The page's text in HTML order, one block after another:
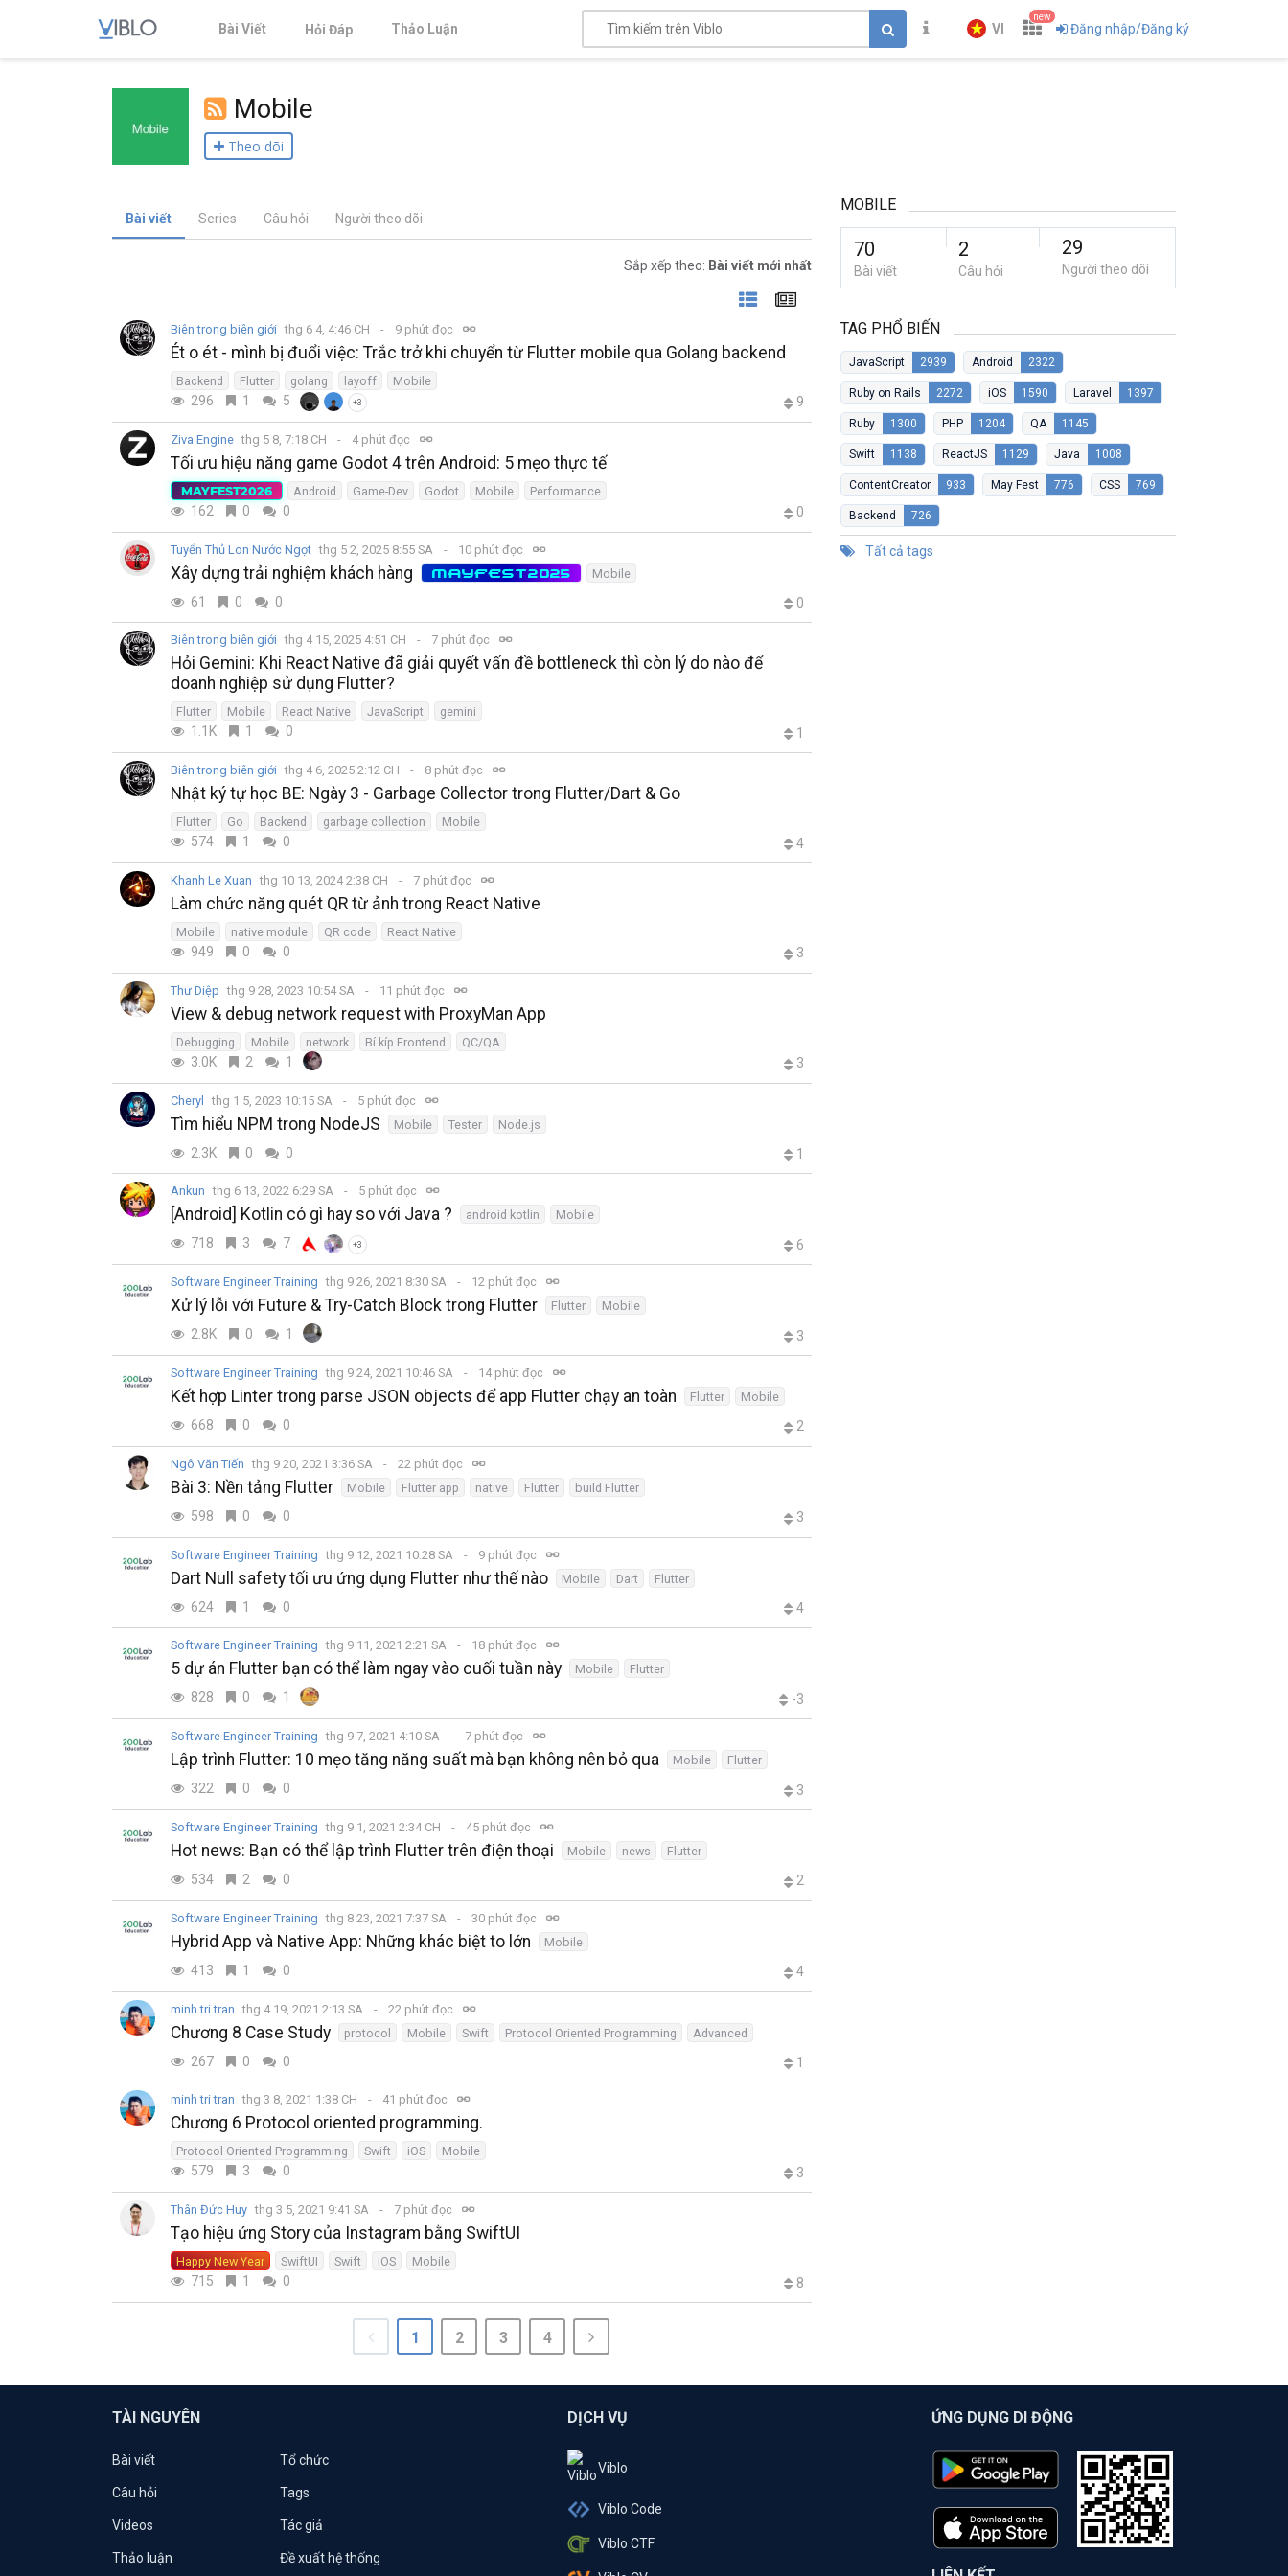
Bài Viết Hỏi Đáp Thảo Luận VI
new
Đăng nhập/Đăng ký
Mobile
Theo dõi
Bài viết Series Câu hỏi Người theo dõi
Sắp xếp theo: Bài viết mới nhất
Biên trong biên giới thg 6 4, 4:46 CH 9 phút đọc
Ét o ét - mình bị đuổi việc: Trắc trở khi chuyển từ Flutter mobile qua Golang backend
Backend Flutter golang layoff Mobile
296 1 5 +3 9
Ziva Engine thg 5 8, 7:18 CH 4 phút đọc
Tối ưu hiệu năng game Godot 4 trên Android: 5 mẹo thực tế
MAYFEST2026 Android Game-Dev Godot Mobile Performance
162 0 0 0
Tuyển Thủ Lon Nước Ngọt thg 5 2, 2025 8:55 SA 10 phút đọc
Xây dựng trải nghiệm khách hàng MAYFEST2025 Mobile
61 0 0 0
Biên trong biên giới thg 4 15, 2025 4:51 CH 7 phút đọc
Hỏi Gemini: Khi React Native đã giải quyết vấn đề bottleneck thì còn lý do nào để
doanh nghiệp sử dụng Flutter?
Flutter Mobile React Native JavaScript gemini
1.1K 1 0 1
Biên trong biên giới thg 4 6, 2025 2:12 CH 8 phút đọc
Nhật ký tự học BE: Ngày 3 - Garbage Collector trong Flutter/Dart & Go
Flutter Go Backend garbage collection Mobile
574 1 0 4
Khanh Le Xuan thg 10 13, 2024 2:38 CH 7 phút đọc
Làm chức năng quét QR từ ảnh trong React Native
Mobile native module QR code React Native
949 0 0 3
Thư Diệp thg 9 28, 2023 10:54 SA 11 phút đọc
View & debug network request with ProxyMan App
Debugging Mobile network Bí kíp Frontend QC/QA
3.0K 2 1 3
Cheryl thg 1 5, 2023 10:15 SA 5 phút đọc
Tìm hiểu NPM trong NodeJS Mobile Tester Node.js
2.3K 0 0 1
Ankun thg 6 13, 2022 6:29 SA 5 phút đọc
[Android] Kotlin có gì hay so với Java ? android kotlin Mobile
718 3 7 +3 6
Software Engineer Training thg 9 26, 2021 8:30 SA 12 phút đọc
Xử lý lỗi với Future & Try-Catch Block trong Flutter Flutter Mobile
2.8K 0 1 3
Software Engineer Training thg 9 24, 2021 10:46 SA 14 phút đọc
Kết hợp Linter trong parse JSON objects để app Flutter chạy an toàn Flutter Mobile
668 0 0 2
Ngô Văn Tiến thg 9 20, 2021 3:36 SA 22 phút đọc
Bài 3: Nền tảng Flutter Mobile Flutter app native Flutter build Flutter
598 0 0 3
Software Engineer Training thg 9 12, 2021 10:28 SA 9 phút đọc
Dart Null safety tối ưu ứng dụng Flutter như thế nào Mobile Dart Flutter
624 1 0 4
Software Engineer Training thg 9 11, 2021 2:21 SA 18 phút đọc
5 dự án Flutter bạn có thể làm ngay vào cuối tuần này Mobile Flutter
828 0 1 -3
Software Engineer Training thg 9 7, 2021 4:10 SA 7 phút đọc
Lập trình Flutter: 10 mẹo tăng năng suất mà bạn không nên bỏ qua Mobile Flutter
322 0 0 3
Software Engineer Training thg 9 1, 2021 2:34 CH 45 phút đọc
Hot news: Bạn có thể lập trình Flutter trên điện thoại Mobile news Flutter
534 2 0 2
Software Engineer Training thg 8 23, 2021 7:37 SA 30 phút đọc
Hybrid App và Native App: Những khác biệt to lớn Mobile
413 1 0 4
minh tri tran thg 4 19, 2021 2:13 SA 22 phút đọc
Chương 8 Case Study protocol Mobile Swift Protocol Oriented Programming Advanced
267 0 0 1
minh tri tran thg 3 8, 2021 1:38 CH 41 phút đọc
Chương 6 Protocol oriented programming.
Protocol Oriented Programming Swift iOS Mobile
579 3 0 3
Thân Đức Huy thg 3 5, 2021 9:41 SA 7 phút đọc
Tạo hiệu ứng Story của Instagram bằng SwiftUI
Happy New Year SwiftUI Swift iOS Mobile
715 1 0 8
1 2 3 4
MOBILE
70
Bài viết
2
Câu hỏi
29
Người theo dõi
TAG PHỔ BIẾN
JavaScript 2939 Android 2322
Ruby on Rails 2272 iOS 1590 Laravel 1397
Ruby 1300 PHP 1204 QA 1145
Swift 1138 ReactJS 1129 Java 1008
ContentCreator 933 May Fest 776 CSS 769
Backend 726
Tất cả tags
TÀI NGUYÊN
Bài viết Tổ chức
Câu hỏi Tags
Videos Tác giả
Thảo luận Đề xuất hệ thống
DỊCH VỤ
Viblo
Viblo Code
Viblo CTF
ỨNG DỤNG DI ĐỘNG